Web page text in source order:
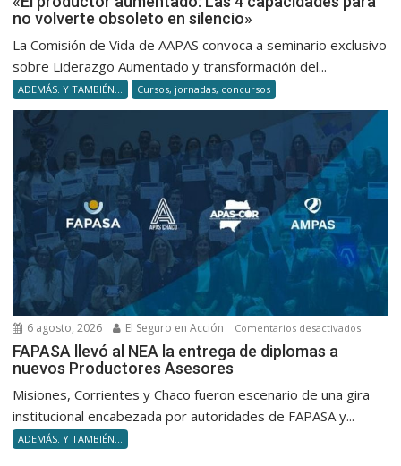
para
no
volverte
en
no volverte obsoleto en silencio»
La Comisión de Vida de AAPAS convoca a seminario exclusivo
sobre Liderazgo Aumentado y transformación del...
ADEMÁS. Y TAMBIÉN... Cursos, jornadas, concursos
6 agosto, 2026 El Seguro en Acción Comentarios desactivadosen
FAPASA llevó al NEA la entrega de diplomas a
nuevos Productores Asesores
Misiones, Corrientes y Chaco fueron escenario de una gira
institucional encabezada por autoridades de FAPASA y...
ADEMÁS. Y TAMBIÉN...